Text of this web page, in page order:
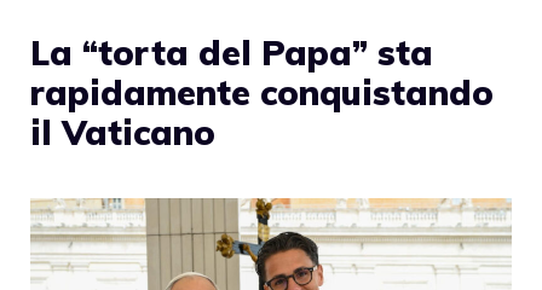
La “torta del Papa” sta
rapidamente conquistando
il Vaticano